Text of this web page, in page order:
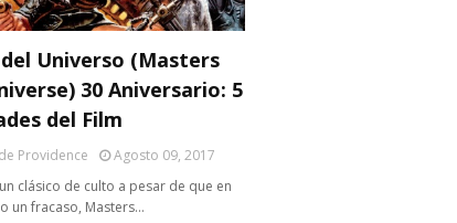
Universo (Masters
30 Aniversario: 5
del Film
Providence
Agosto 09, 2017
clásico de culto a pesar de que en
un fracaso, Masters…